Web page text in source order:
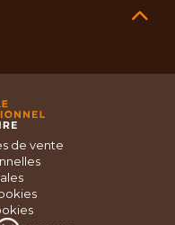
de vente